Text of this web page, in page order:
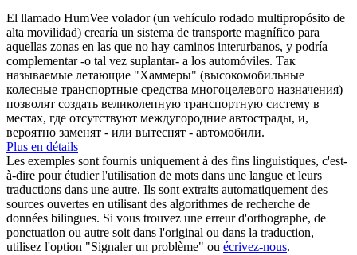
El llamado HumVee volador (un vehículo rodado multipropósito de
alta movilidad) crearía un sistema de transporte magnífico para
aquellas zonas en las que no hay caminos interurbanos, y podría
complementar -o tal vez suplantar- a los automóviles. Так
называемые летающие "Хаммеры" (высокомобильные
колесные транспортные средства многоцелевого назначения)
позволят создать великолепную транспортную систему в
местах, где отсутствуют междугородние автострады, и,
вероятно заменят - или вытеснят - автомобили.
Plus en détails
Les exemples sont fournis uniquement à des fins linguistiques, c'est-
à-dire pour étudier l'utilisation de mots dans une langue et leurs
traductions dans une autre. Ils sont extraits automatiquement des
sources ouvertes en utilisant des algorithmes de recherche de
données bilingues. Si vous trouvez une erreur d'orthographe, de
ponctuation ou autre soit dans l'original ou dans la traduction,
utilisez l'option "Signaler un problème" ou écrivez-nous.